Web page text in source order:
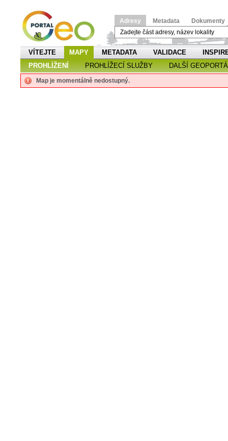
Adresy Metadata Dokumenty
VÍTEJTE MAPY METADATA VALIDACE
PROHLÍŽENÍ
PROHLÍŽECÍ SLUŽBY DALŠÍ
Map je momentálně nedostupný.